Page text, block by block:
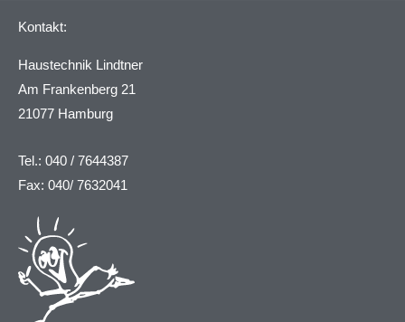
Kontakt:
Haustechnik Lindtner
Am Frankenberg 21
21077 Hamburg
Tel.: 040 / 7644387
Fax: 040/ 7632041